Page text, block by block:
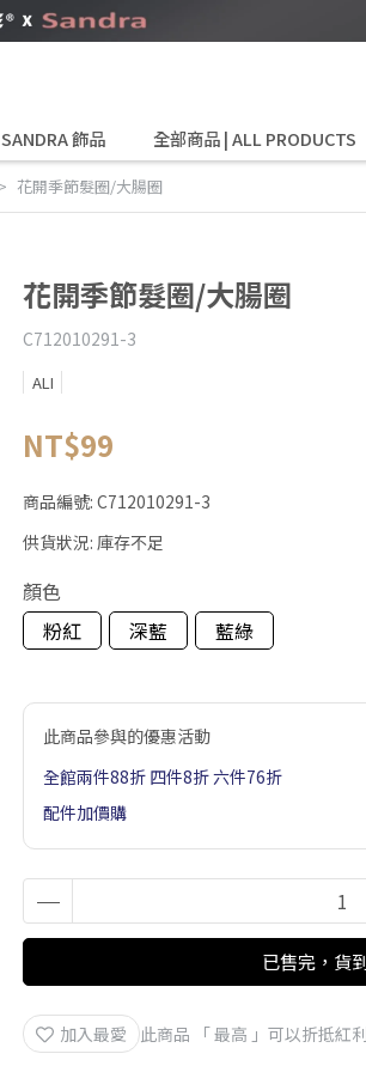
SANDRA 飾品 全部商品 | ALL PRODUCTS
花開季節髮圈/大腸圈
花開季節髮圈/大腸圈
C712010291-3
ALI
NT$99
商品編號: C712010291-3
供貨狀況: 庫存不足
顏色
粉紅
深藍 藍綠
此商品參與的優惠活動
全館兩件88折 四件8折 六件76折
配件加價購
已售完，貨
加入最愛 此商品 「 最高 」可以折抵紅利